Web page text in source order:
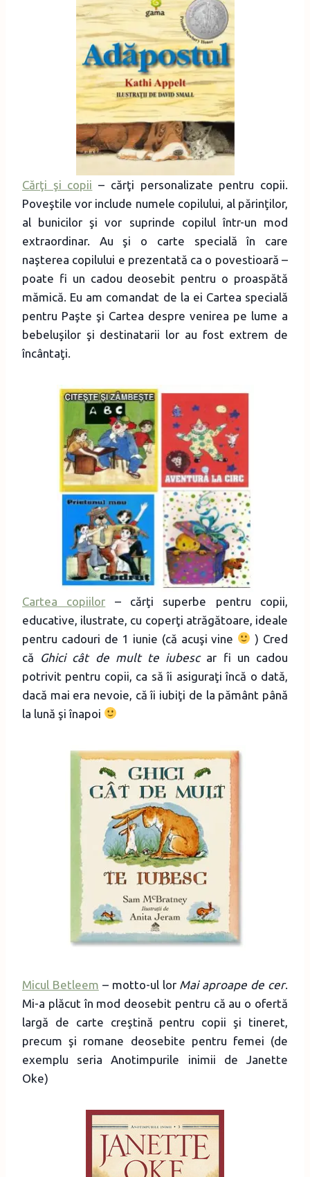
Cărţi şi copii – cărţi personalizate pentru copii.
Poveştile vor include numele copilului, al părinţilor,
al bunicilor şi vor suprinde copilul într-un mod
extraordinar. Au şi o carte specială în care
naşterea copilului e prezentată ca o povestioară –
poate fi un cadou deosebit pentru o proaspătă
mămică. Eu am comandat de la ei Cartea specială
pentru Paşte şi Cartea despre venirea pe lume a
bebeluşilor şi destinatarii lor au fost extrem de
încântaţi.
Cartea copiilor – cărţi superbe pentru copii,
educative, ilustrate, cu coperţi atrăgătoare, ideale
pentru cadouri de 1 iunie (că acuşi vine
) Cred
că Ghici cât de mult te iubesc ar fi un cadou
potrivit pentru copii, ca să îi asiguraţi încă o dată,
dacă mai era nevoie, că îi iubiţi de la pământ până
la lună şi înapoi
Micul Betleem – motto-ul lor Mai aproape de cer.
Mi-a plăcut în mod deosebit pentru că au o ofertă
largă de carte creştină pentru copii şi tineret,
precum şi romane deosebite pentru femei (de
exemplu seria Anotimpurile inimii de Janette
Oke)